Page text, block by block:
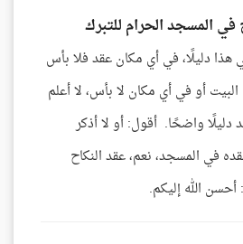
المسجد الحرام للتبرك
هذا دليلًا، في أي مكان عقد فلا بأس
أو في أي مكان لا بأس، لا أعلم
واضحًا. أقول: أو لا أذكر
في المسجد، نعم، عقد النكاح
الله إليكم.